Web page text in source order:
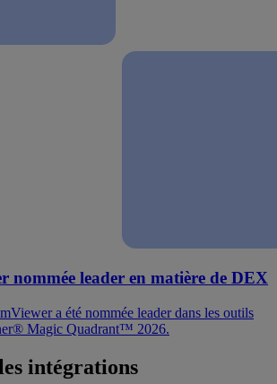
nommée leader en matière de DEX
a été nommée leader dans les outils
Magic Quadrant™ 2026.
intégrations